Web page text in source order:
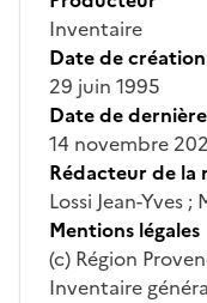
Inventaire
Date de
29 juin 1995
Date de
14 novembre
Rédacteur de la
Lossi Jean-Yves ;
Mentions légales
(c) Région
Inventaire